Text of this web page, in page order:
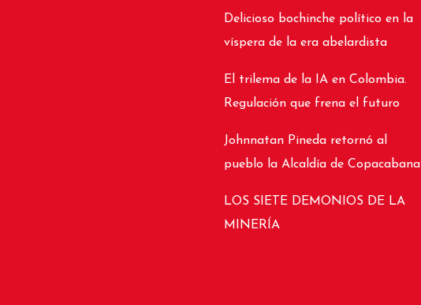
Delicioso bochinche político en la
víspera de la era abelardista
El trilema de la IA en Colombia.
Regulación que frena el futuro
Johnnatan Pineda retornó al
pueblo la Alcaldía de Copacabana
LOS SIETE DEMONIOS DE LA
MINERÍA